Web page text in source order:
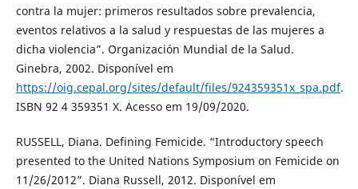
contra la mujer: primeros resultados sobre prevalencia,
eventos relativos a la salud y respuestas de las mujeres a
dicha violencia”. Organización Mundial de la Salud.
Ginebra, 2002. Disponível em
https://oig.cepal.org/sites/default/files/924359351x_spa.pdf.
ISBN 92 4 359351 X. Acesso em 19/09/2020.
RUSSELL, Diana. Defining Femicide. “Introductory speech
presented to the United Nations Symposium on Femicide on
11/26/2012”. Diana Russell, 2012. Disponível em